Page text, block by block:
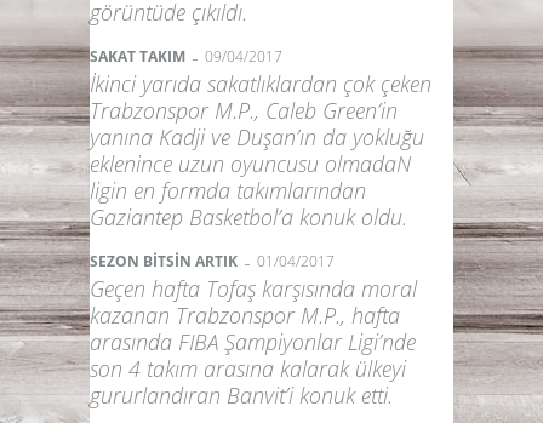
görüntüde çıkıldı.
SAKAT TAKIM - 09/04/2017
İkinci yarıda sakatlıklardan çok çeken
Trabzonspor M.P., Caleb Green’in
yanına Kadji ve Duşan’ın da yokluğu
eklenince uzun oyuncusu olmadaN
ligin en formda takımlarından
Gaziantep Basketbol’a konuk oldu.
SEZON BİTSİN ARTIK - 01/04/2017
Geçen hafta Tofaş karşısında moral
kazanan Trabzonspor M.P., hafta
arasında FIBA Şampiyonlar Ligi’nde
son 4 takım arasına kalarak ülkeyi
gururlandıran Banvit’i konuk etti.